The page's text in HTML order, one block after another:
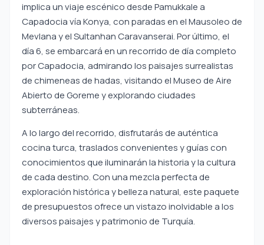
implica un viaje escénico desde Pamukkale a
Capadocia vía Konya, con paradas en el Mausoleo de
Mevlana y el Sultanhan Caravanserai. Por último, el
día 6, se embarcará en un recorrido de día completo
por Capadocia, admirando los paisajes surrealistas
de chimeneas de hadas, visitando el Museo de Aire
Abierto de Goreme y explorando ciudades
subterráneas.
A lo largo del recorrido, disfrutarás de auténtica
cocina turca, traslados convenientes y guías con
conocimientos que iluminarán la historia y la cultura
de cada destino. Con una mezcla perfecta de
exploración histórica y belleza natural, este paquete
de presupuestos ofrece un vistazo inolvidable a los
diversos paisajes y patrimonio de Turquía.